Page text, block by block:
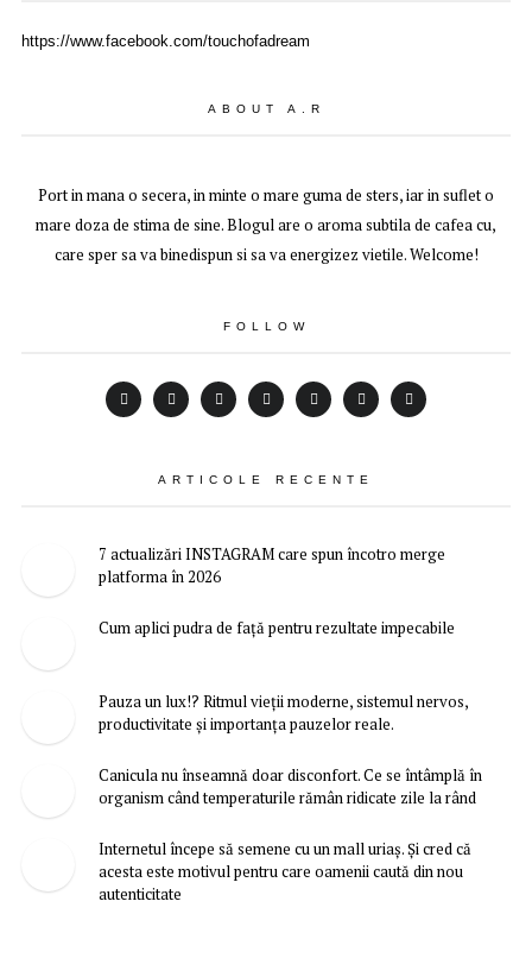
https://www.facebook.com/touchofadream
ABOUT A.R
Port in mana o secera, in minte o mare guma de sters, iar in suflet o
mare doza de stima de sine. Blogul are o aroma subtila de cafea cu,
care sper sa va binedispun si sa va energizez vietile. Welcome!
FOLLOW
ARTICOLE RECENTE
7 actualizări INSTAGRAM care spun încotro merge
platforma în 2026
Cum aplici pudra de față pentru rezultate impecabile
Pauza un lux!? Ritmul vieții moderne, sistemul nervos,
productivitate și importanța pauzelor reale.
Canicula nu înseamnă doar disconfort. Ce se întâmplă în
organism când temperaturile rămân ridicate zile la rând
Internetul începe să semene cu un mall uriaș. Și cred că
acesta este motivul pentru care oamenii caută din nou
autenticitate